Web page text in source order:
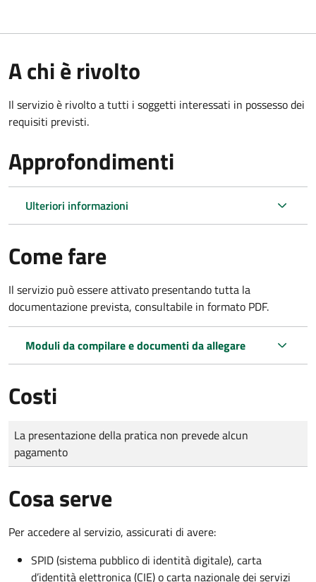
A chi è rivolto
Il servizio è rivolto a tutti i soggetti interessati in possesso dei
requisiti previsti.
Approfondimenti
Ulteriori informazioni
Come fare
Il servizio può essere attivato presentando tutta la
documentazione prevista, consultabile in formato PDF.
Moduli da compilare e documenti da allegare
Costi
Tipo di pagamento
Importo
La presentazione della pratica non prevede alcun
pagamento
Cosa serve
Per accedere al servizio, assicurati di avere:
SPID (sistema pubblico di identità digitale), carta
d’identità elettronica (CIE) o carta nazionale dei servizi